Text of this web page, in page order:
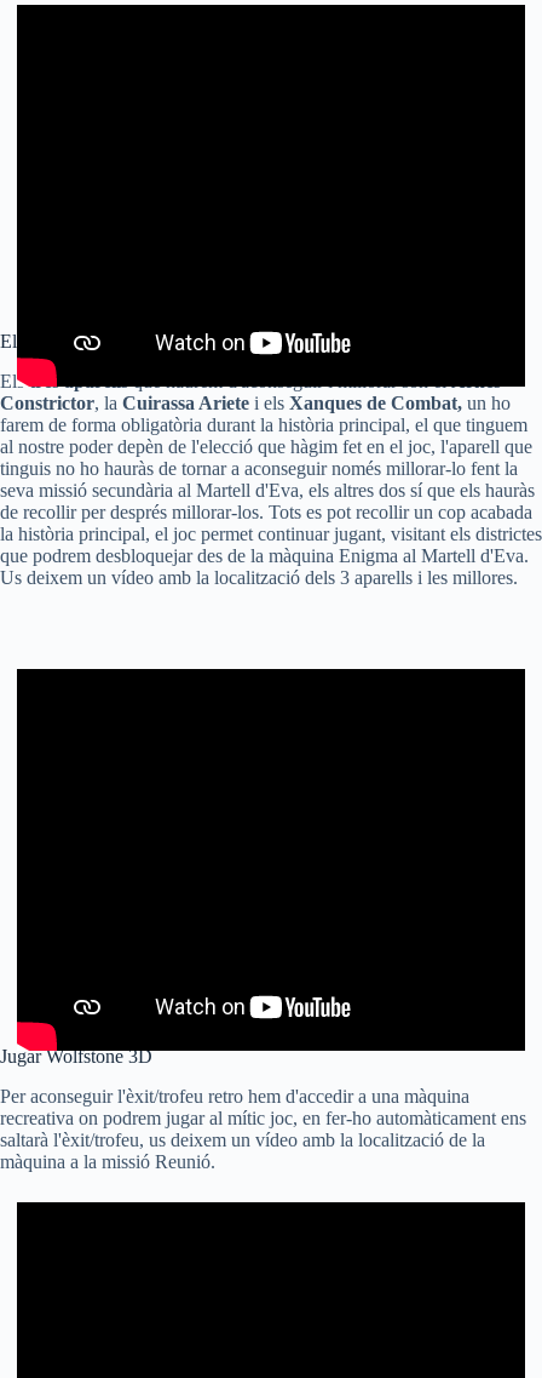
Els 3 Aparells i les millores
Elstres aparells
Constrictor, la Cuirassa Ariete i els Xanques de Combat, un ho
farem de forma obligatòria durant la història principal, el que tinguem
al nostre poder depèn de l'elecció que hàgim fet en el joc, l'aparell que
tinguis no ho hauràs de tornar a aconseguir només millorar-lo fent la
seva missió secundària al Martell d'Eva, els altres dos sí que els hauràs
de recollir per després millorar-los. Tots es pot recollir un cop acabada
la història principal, el joc permet continuar jugant, visitant els districtes
que podrem desbloquejar des de la màquina Enigma al Martell d'Eva.
Us deixem un vídeo amb la localització dels 3 aparells i les millores.
Jugar Wolfstone 3D
Per aconseguir l'èxit/trofeu retro hem d'accedir a una màquina
recreativa on podrem jugar al mític joc, en fer-ho automàticament ens
saltarà l'èxit/trofeu, us deixem un vídeo amb la localització de la
màquina a la missió Reunió.